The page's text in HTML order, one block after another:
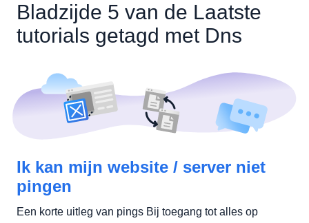
Bladzijde 5 van de Laatste
tutorials getagd met Dns
Ik kan mijn website / server niet
pingen
Een korte uitleg van pings Bij toegang tot alles op